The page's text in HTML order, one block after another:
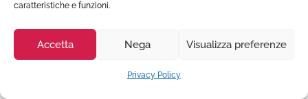
caratteristiche e funzioni.
Accetta Nega Visualizza preferenze
Privacy Policy
Rimpatrio Sanitario Italia
Volo Sanitario